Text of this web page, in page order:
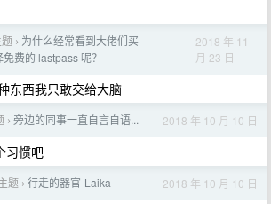
› 为什么经常看到大佬们买
费的 lastpass 呢？
2018 年 11
月 23 日
东西我只敢交给大脑
› 旁边的同事一直自言自语... 2018 年 10 月 10 日
习惯吧
题 › 行走的器官-Laika 2018 年 10 月 10 日